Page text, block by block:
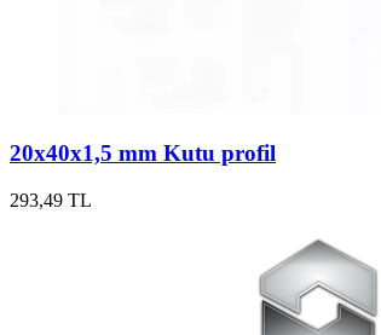
20x40x1,5 mm Kutu profil
293,49 TL